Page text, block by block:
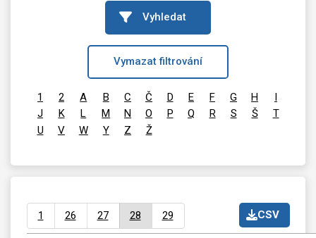
Vyhledat
Vymazat filtrování
1 2 A B C Č D E F G H
I
J
K L M N O P Q R S Š
T
U
V W Y Z Ž
CSV
1 26 27 28 29